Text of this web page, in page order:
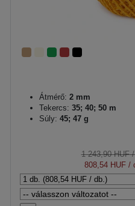
Átmérő: 2 mm
Tekercs: 35; 40; 50 m
Súly: 45; 47 g
1 243,90 HUF/
808,54 HUF /